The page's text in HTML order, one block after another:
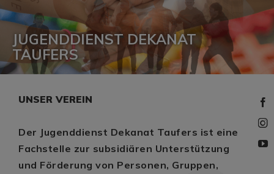
JUGENDDIENST DEKANAT
TAUFERS
UNSER VEREIN
Der Jugenddienst Dekanat Taufers ist eine
Fachstelle zur subsidiären Unterstützung
und Förderung von Personen, Gruppen,